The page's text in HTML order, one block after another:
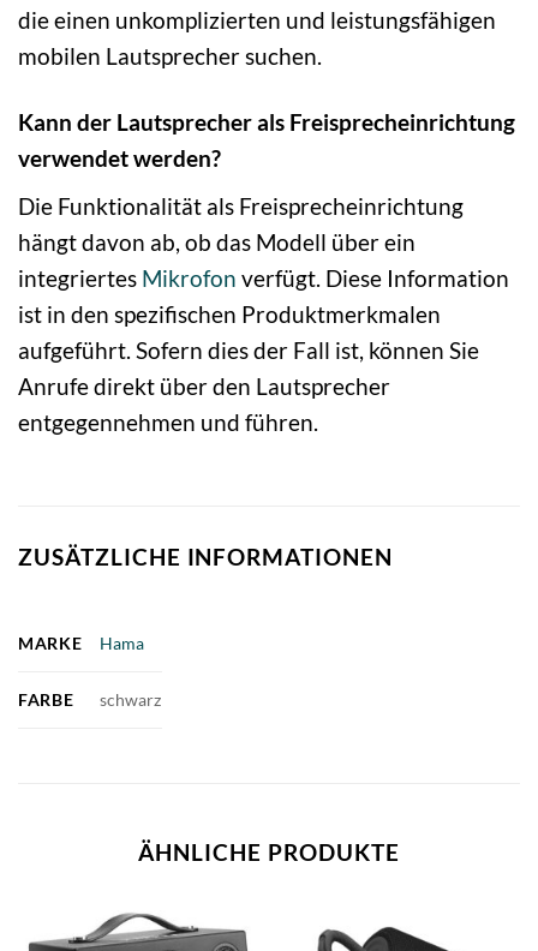
die einen unkomplizierten und leistungsfähigen
mobilen Lautsprecher suchen.
Kann der Lautsprecher als Freisprecheinrichtung
verwendet werden?
Die Funktionalität als Freisprecheinrichtung
hängt davon ab, ob das Modell über ein
integriertes Mikrofon verfügt. Diese Information
ist in den spezifischen Produktmerkmalen
aufgeführt. Sofern dies der Fall ist, können Sie
Anrufe direkt über den Lautsprecher
entgegennehmen und führen.
ZUSÄTZLICHE INFORMATIONEN
MARKE Hama
FARBE schwarz
ÄHNLICHE PRODUKTE